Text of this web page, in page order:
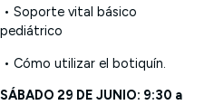
• Soporte vital básico
pediátrico
• Cómo utilizar el botiquín.
SÁBADO 29 DE JUNIO: 9:30 a